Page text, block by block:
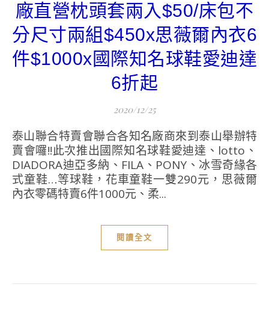
廠直營枕頭套兩入$50/床包不
分尺寸兩組$450x思薇爾內衣6
件$1000x國際知名球鞋愛迪達
6折起
2020/12/25
泰山聯合特賣會聯合各知名廠商來到泰山舉辦特
賣會囉!!此次推出國際知名球鞋愛迪達、lotto、
DIADORA迪亞多納、FILA、PONY、冰雪奇緣各
式童鞋…等球鞋，花車童鞋一雙290元，思薇爾
內衣零碼特賣6件1000元、柔...
閱讀全文